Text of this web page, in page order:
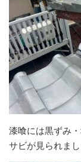
漆喰には黒ずみ
サビが見られまし